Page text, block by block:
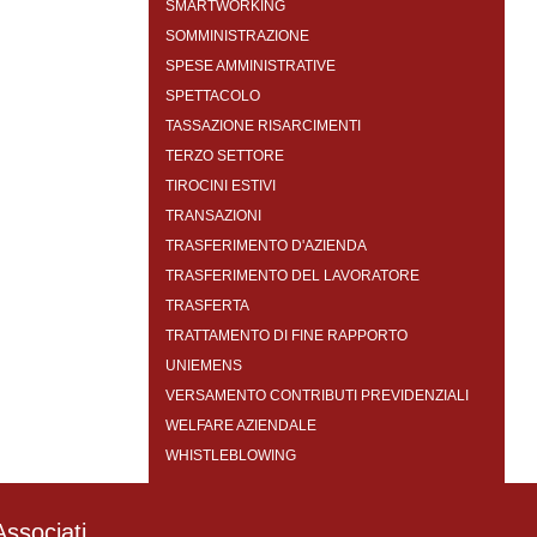
SMARTWORKING
SOMMINISTRAZIONE
SPESE AMMINISTRATIVE
SPETTACOLO
TASSAZIONE RISARCIMENTI
TERZO SETTORE
TIROCINI ESTIVI
TRANSAZIONI
TRASFERIMENTO D'AZIENDA
TRASFERIMENTO DEL LAVORATORE
TRASFERTA
TRATTAMENTO DI FINE RAPPORTO
UNIEMENS
VERSAMENTO CONTRIBUTI PREVIDENZIALI
WELFARE AZIENDALE
WHISTLEBLOWING